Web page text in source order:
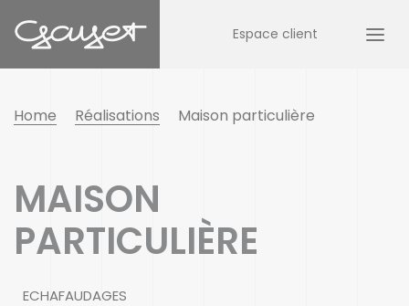
Espace client
Home Réalisations Maison particulière
MAISON
PARTICULIÈRE
ECHAFAUDAGES